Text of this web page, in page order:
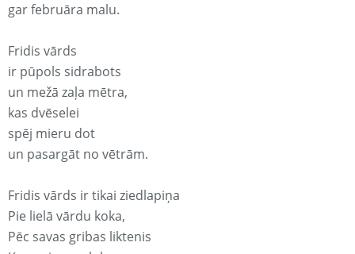
gar februāra malu.
Fridis vārds
ir pūpols sidrabots
un mežā zaļa mētra,
kas dvēselei
spēj mieru dot
un pasargāt no vētrām.
Fridis vārds ir tikai ziedlapiņa
Pie lielā vārdu koka,
Pēc savas gribas liktenis